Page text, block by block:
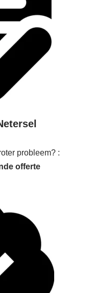
probleem? :
offerte